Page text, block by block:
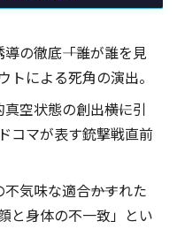
の徹底――「誰が誰を見
トによる死角の演出。
空状態の創出――横に引
コマが表す銃撃戦直前
気味な適合――かすれた
と身体の不一致」とい